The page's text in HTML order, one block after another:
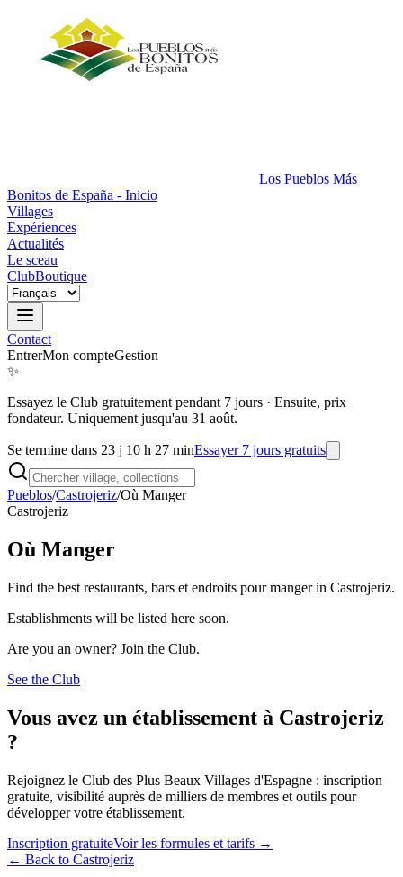
Los Pueblos Más
Bonitos de España - Inicio
Villages
Expériences
Actualités
Le sceau
ClubBoutique
Contact
EntrerMon compteGestion
✨
Essayez le Club gratuitement pendant 7 jours · Ensuite, prix
fondateur. Uniquement jusqu'au 31 août.
Se termine dans 23 j 10 h 27 minEssayer 7 jours gratuits
Pueblos/Castrojeriz/Où Manger
Castrojeriz
Où Manger
Find the best restaurants, bars et endroits pour manger in Castrojeriz.
Establishments will be listed here soon.
Are you an owner? Join the Club.
See the Club
Vous avez un établissement à Castrojeriz
?
Rejoignez le Club des Plus Beaux Villages d'Espagne : inscription
gratuite, visibilité auprès de milliers de membres et outils pour
développer votre établissement.
Inscription gratuiteVoir les formules et tarifs →
← Back to Castrojeriz